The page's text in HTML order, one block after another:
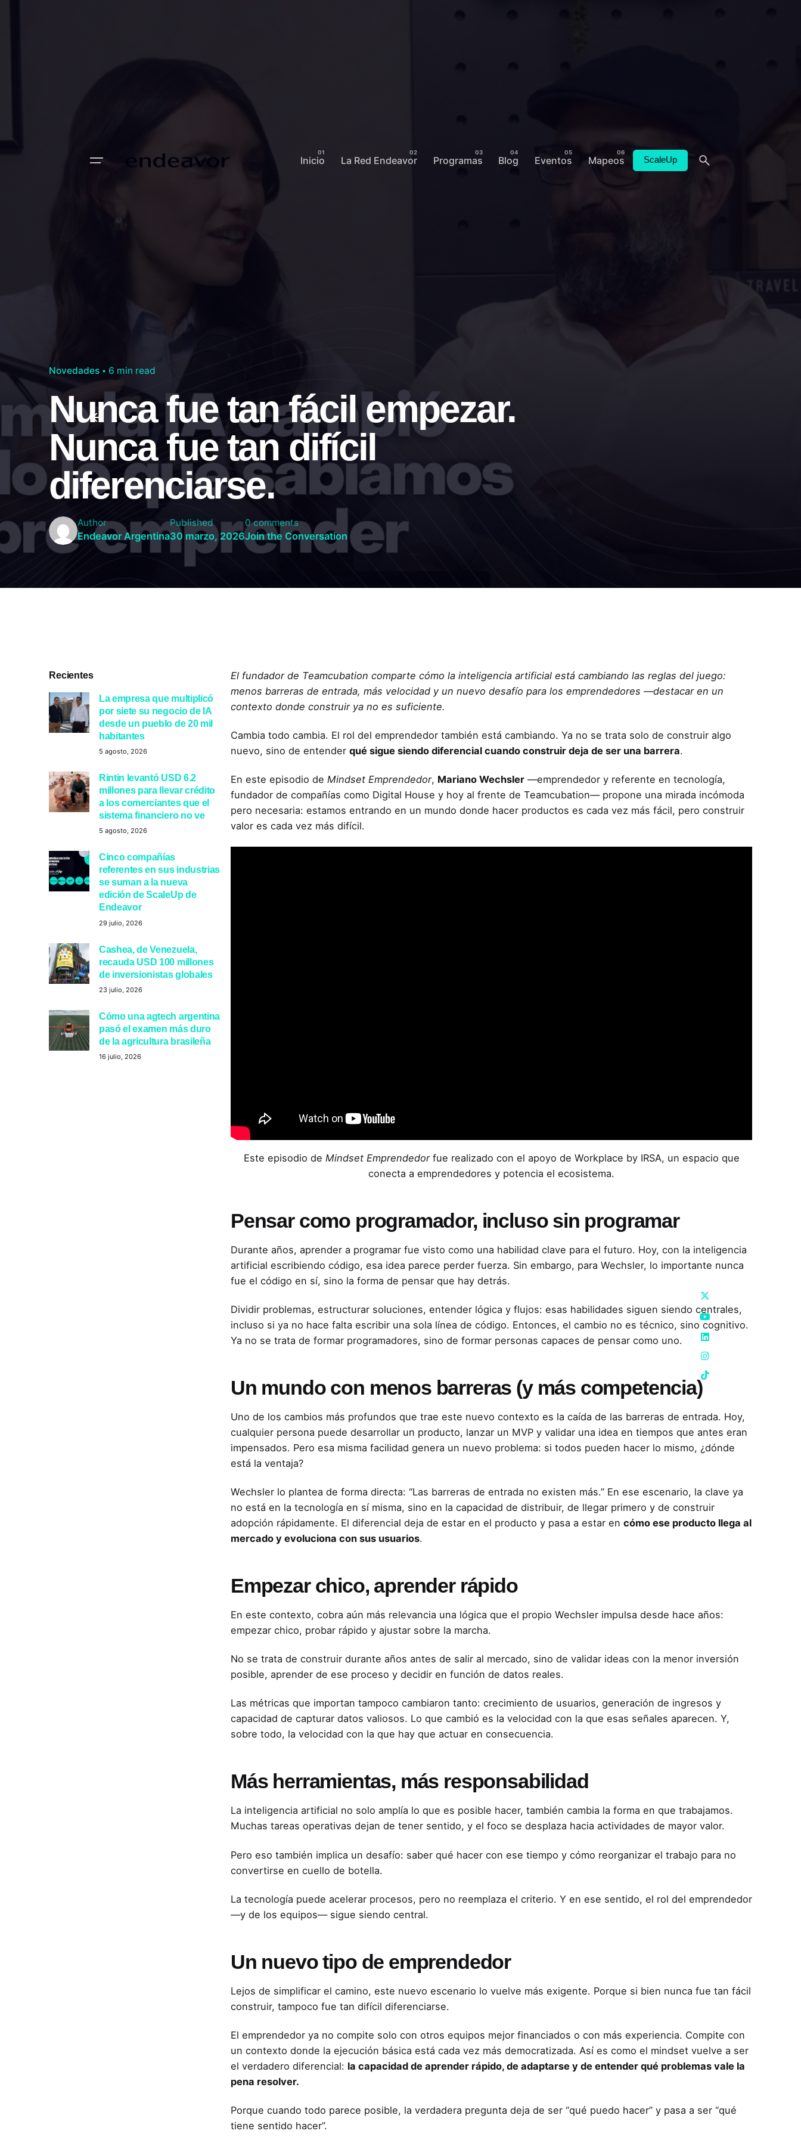
Inicio La Red Endeavor Programas Blog Eventos Mapeos ScaleUp
Novedades 6 min read
Nunca fue tan fácil empezar.
Nunca fue tan difícil
diferenciarse.
Author
Endeavor Argentina
Published
30 marzo, 2026
0 comments
Join the Conversation
Recientes
La empresa que multiplicó
por siete su negocio de IA
desde un pueblo de 20 mil
habitantes
5 agosto, 2026
Rintin levantó USD 6.2
millones para llevar crédito
a los comerciantes que el
sistema financiero no ve
5 agosto, 2026
Cinco compañías
referentes en sus industrias
se suman a la nueva
edición de ScaleUp de
Endeavor
29 julio, 2026
Cashea, de Venezuela,
recauda USD 100 millones
de inversionistas globales
23 julio, 2026
Cómo una agtech argentina
pasó el examen más duro
de la agricultura brasileña
16 julio, 2026
El fundador de Teamcubation comparte cómo la inteligencia artificial está cambiando las reglas del juego:
menos barreras de entrada, más velocidad y un nuevo desafío para los emprendedores —destacar en un
contexto donde construir ya no es suficiente.
Cambia todo cambia. El rol del emprendedor también está cambiando. Ya no se trata solo de construir algo
nuevo, sino de entender qué sigue siendo diferencial cuando construir deja de ser una barrera.
En este episodio de Mindset Emprendedor, Mariano Wechsler —emprendedor y referente en tecnología,
fundador de compañías como Digital House y hoy al frente de Teamcubation— propone una mirada incómoda
pero necesaria: estamos entrando en un mundo donde hacer productos es cada vez más fácil, pero construir
valor es cada vez más difícil.
Este episodio de Mindset Emprendedorfue realizado con el apoyo de Workplace by IRSA, un espacio que
conecta a emprendedores y potencia el ecosistema.
Pensar como programador, incluso sin programar
Durante años, aprender a programar fue visto como una habilidad clave para el futuro. Hoy, con la inteligencia
artificial escribiendo código, esa idea parece perder fuerza. Sin embargo, para Wechsler, lo importante nunca
fue el código en sí, sino la forma de pensar que hay detrás.
Dividir problemas, estructurar soluciones, entender lógica y flujos: esas habilidades siguen siendo centrales,
incluso si ya no hace falta escribir una sola línea de código. Entonces, el cambio no es técnico, sino cognitivo.
Ya no se trata de formar programadores, sino de formar personas capaces de pensar como uno.
Un mundo con menos barreras (y más competencia)
Uno de los cambios más profundos que trae este nuevo contexto es la caída de las barreras de entrada. Hoy,
cualquier persona puede desarrollar un producto, lanzar un MVP y validar una idea en tiempos que antes eran
impensados. Pero esa misma facilidad genera un nuevo problema: si todos pueden hacer lo mismo, ¿dónde
está la ventaja?
Wechsler lo plantea de forma directa: “Las barreras de entrada no existen más.” En ese escenario, la clave ya
no está en la tecnología en sí misma, sino en la capacidad de distribuir, de llegar primero y de construir
adopción rápidamente. El diferencial deja de estar en el producto y pasa a estar en cómo ese producto llega al
mercado y evoluciona con sus usuarios.
Empezar chico, aprender rápido
En este contexto, cobra aún más relevancia una lógica que el propio Wechsler impulsa desde hace años:
empezar chico, probar rápido y ajustar sobre la marcha.
No se trata de construir durante años antes de salir al mercado, sino de validar ideas con la menor inversión
posible, aprender de ese proceso y decidir en función de datos reales.
Las métricas que importan tampoco cambiaron tanto: crecimiento de usuarios, generación de ingresos y
capacidad de capturar datos valiosos. Lo que cambió es la velocidad con la que esas señales aparecen. Y,
sobre todo, la velocidad con la que hay que actuar en consecuencia.
Más herramientas, más responsabilidad
La inteligencia artificial no solo amplía lo que es posible hacer, también cambia la forma en que trabajamos.
Muchas tareas operativas dejan de tener sentido, y el foco se desplaza hacia actividades de mayor valor.
Pero eso también implica un desafío: saber qué hacer con ese tiempo y cómo reorganizar el trabajo para no
convertirse en cuello de botella.
La tecnología puede acelerar procesos, pero no reemplaza el criterio. Y en ese sentido, el rol del emprendedor
—y de los equipos— sigue siendo central.
Un nuevo tipo de emprendedor
Lejos de simplificar el camino, este nuevo escenario lo vuelve más exigente. Porque si bien nunca fue tan fácil
construir, tampoco fue tan difícil diferenciarse.
El emprendedor ya no compite solo con otros equipos mejor financiados o con más experiencia. Compite con
un contexto donde la ejecución básica está cada vez más democratizada. Así es como el mindset vuelve a ser
el verdadero diferencial: la capacidad de aprender rápido, de adaptarse y de entender qué problemas vale la
pena resolver.
Porque cuando todo parece posible, la verdadera pregunta deja de ser “qué puedo hacer” y pasa a ser “qué
tiene sentido hacer”.